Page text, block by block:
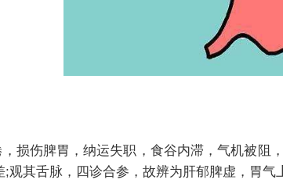
伤脾胃，纳运失职，食谷内滞，气机被阻
其舌脉，四诊合参，故辨为肝郁脾虚，胃